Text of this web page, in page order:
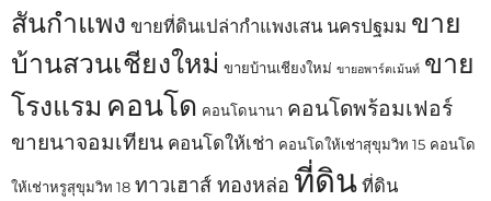
สันกำแพง ขายที่ดินเปล่ากำแพงเสน นครปฐมม ขาย
บ้านสวนเชียงใหม่ ขายบ้านเชียงใหม่ ขายอพาร์ตเม้นท์ ขาย
โรงแรม คอนโด คอนโดนานา คอนโดพร้อมเฟอร์
ขายนาจอมเทียน คอนโดให้เช่า คอนโดให้เช่าสุขุมวิท 15 คอนโด
ให้เช่าหรูสุขุมวิท 18 ทาวเฮาส์ ทองหล่อ ที่ดิน ที่ดิน